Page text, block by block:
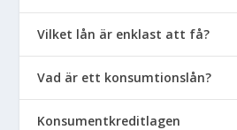
Vilket lån är enklast att få?
Vad är ett konsumtionslån?
Konsumentkreditlagen